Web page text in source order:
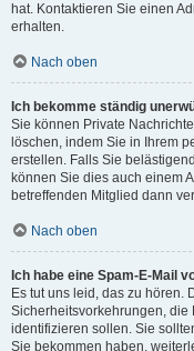
hat. Kontaktieren Sie einen
erhalten.
Nach oben
Ich bekomme ständig
Sie können Private
löschen, indem Sie in Ihrem
erstellen. Falls Sie
können Sie dies auch einem
betreffenden Mitglied dann
Nach oben
Ich habe eine Spam-E-Mail
Es tut uns leid, das zu hören.
Sicherheitsvorkehrungen, die
identifizieren sollen. Sie
Sie bekommen haben,